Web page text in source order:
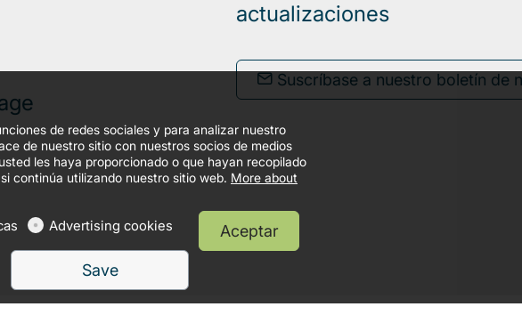
actualizaciones
Suscríbase a nuestro boletín de
de redes sociales y para analizar nuestro
de nuestro sitio con nuestros socios de medios
les haya proporcionado o que hayan recopilado
continúa utilizando nuestro sitio web. More about
Advertising cookies Aceptar
Save